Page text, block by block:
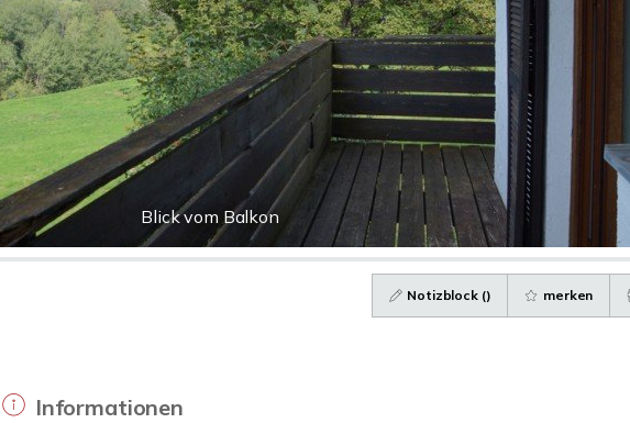
Blick vom Balkon
Notizblock () merken
Informationen